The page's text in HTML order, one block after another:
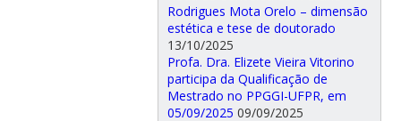
Rodrigues Mota Orelo – dimensão
estética e tese de doutorado
13/10/2025
Profa. Dra. Elizete Vieira Vitorino
participa da Qualificação de
Mestrado no PPGGI-UFPR, em
05/09/2025 09/09/2025